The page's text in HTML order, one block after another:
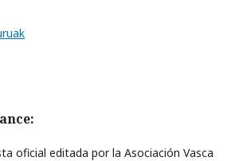
oficial editada por la Asociación Vasca